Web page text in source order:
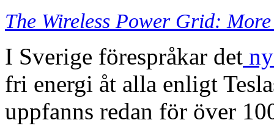
The Wireless Power Grid:
I Sverige förespråkar det
fri energi åt alla enligt
uppfanns redan för över